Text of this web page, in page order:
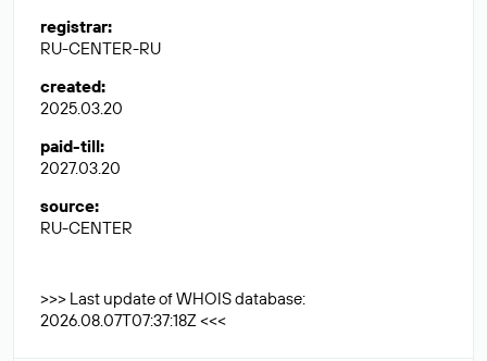
registrar:
RU-CENTER-RU
created:
2025.03.20
paid-till:
2027.03.20
source:
RU-CENTER
>>> Last update of WHOIS database:
2026.08.07T07:37:18Z <<<